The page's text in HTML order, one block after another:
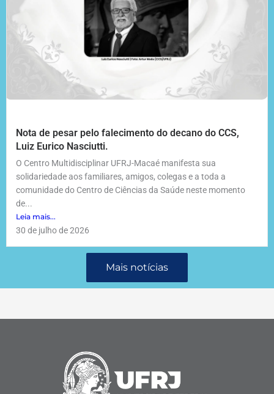
Nota de pesar pelo falecimento do decano do CCS,
Luiz Eurico Nasciutti.
O Centro Multidisciplinar UFRJ-Macaé manifesta sua
solidariedade aos familiares, amigos, colegas e a toda a
comunidade do Centro de Ciências da Saúde neste momento
de...
Leia mais...
30 de julho de 2026
Mais notícias